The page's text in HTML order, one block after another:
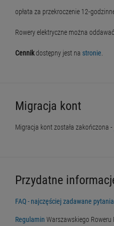
opłata za przekroczenie 12-
Rowery elektryczne można
Cennikdostępny jest na stronie.
Migracja kont
Migracja kont została zakończona -
Przydatne
FAQ - najczęściej zadawane pytania
Regulamin Warszawskiego